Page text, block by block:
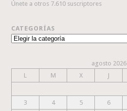
Únete a otros 7.610 suscriptores
CATEGORÍAS
Categorías
agosto 2026
L
M X J
3
4 5 6